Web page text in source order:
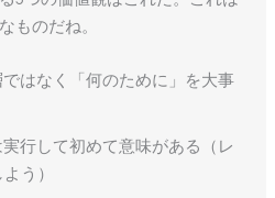
ものだね。
ではなく「何のために」を大事
行して初めて意味がある（レ
う）